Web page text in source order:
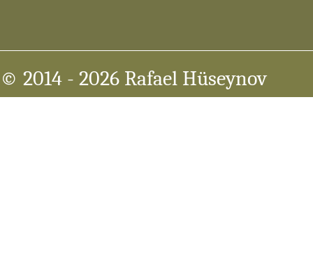
© 2014 - 2026 Rafael Hüseynov